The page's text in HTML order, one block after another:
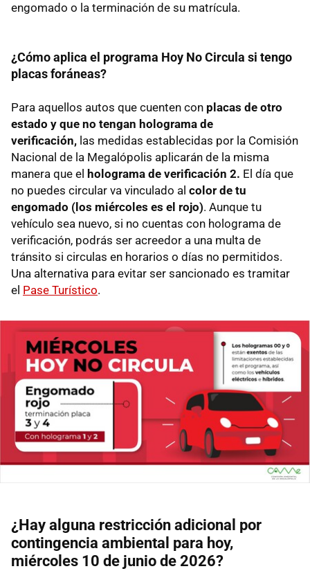
engomado o la terminación de su matrícula.
¿Cómo aplica el programa Hoy No Circula si tengo
placas foráneas?
Para aquellos autos que cuenten con placas de otro
estado y que no tengan holograma de
verificación, las medidas establecidas por la Comisión
Nacional de la Megalópolis aplicarán de la misma
manera que el holograma de verificación 2. El día que
no puedes circular va vinculado al color de tu
engomado (los miércoles es el rojo). Aunque tu
vehículo sea nuevo, si no cuentas con holograma de
verificación, podrás ser acreedor a una multa de
tránsito si circulas en horarios o días no permitidos.
Una alternativa para evitar ser sancionado es tramitar
el Pase Turístico.
¿Hay alguna restricción adicional por
contingencia ambiental para hoy,
miércoles 10 de junio de 2026?